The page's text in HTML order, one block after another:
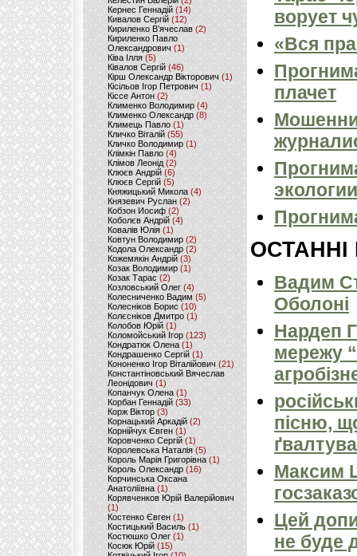
Кернес Геннадій (14)
Кивалов Сергій (12)
Кириленко В’ячеслав (2)
Кириленко Павло
Олександрович (1)
Ківа Ілля (5)
Ківалов Сергій(46)
Кірш Олександр Вікторович (1)
Кісільов Ігор Петрович (1)
Кіссе Антон (2)
Клименко Володимир(4)
Клименко Олександр (8)
Климець Павло (1)
Кличко Віталій(55)
Кличко Володимир (1)
Клімкін Павло (4)
Клімов Леонід(2)
Клюєв Андрій(6)
Клюєв Сергій (5)
Княжицький Микола(4)
Князевич Руслан (2)
Кобзон Иосиф(2)
Коболєв Андрій (4)
Ковалів Юлія(1)
Ковтун Володимир (2)
Кодола Олександр (2)
Кожемякін Андрій (3)
Козак Володимир (1)
Козак Тарас (2)
Козловський Олег(4)
Колесниченко Вадим (5)
Колесніков Борис (10)
Колєсніков Дмитро (1)
Колобов Юрій (1)
Коломойський Ігор (123)
Кондратюк Олена(1)
Кондрашенко Сергій (1)
Кононенко Ігор Віталійович (21)
Константіновський Вячеслав
Леонідович (1)
Копанчук Олена (1)
Корбан Геннадій (33)
Корж Віктор (3)
Корнацький Аркадій (2)
Корнійчук Євген (1)
Коровченко Сергій (1)
Королевська Наталія(5)
Король Марія Григорівна (1)
Король Олександр (16)
Корчинська Оксана
Анатоліївна (1)
Корявченков Юрій Валерійович
(1)
Костенко Євген (1)
Костицький Василь (1)
Костюшко Олег (1)
Косюк Юрій (15)
ворует
«Вся
плачет
ОСТАННІ
Вадим
Оболоні
Нардеп
мережу
пісню,
Максим
Цей
не буде